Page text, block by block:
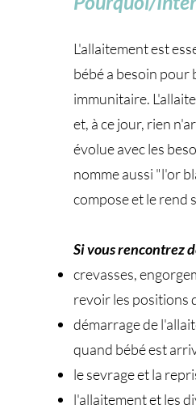
L'allaitement est
bébé a besoin
immunitaire.
et, à ce jour, rien
évolue avec les
nomme aussi "l'or
compose et le rend
Si vous rencontrez
crevasses,
revoir les positions
démarrage de
quand bébé est
le sevrage et la
l'allaitement et les